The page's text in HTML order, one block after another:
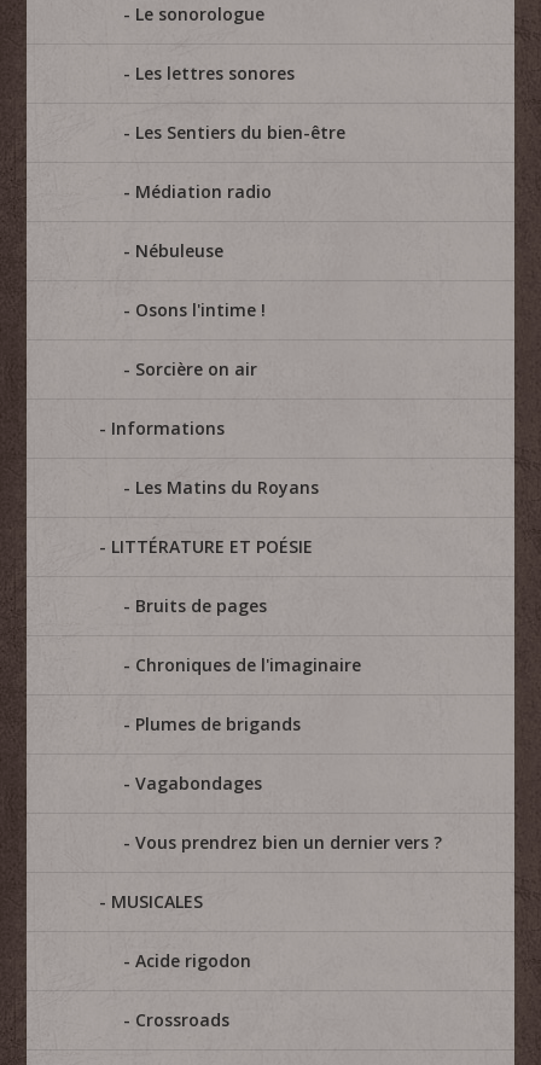
Le sonorologue
Les lettres sonores
Les Sentiers du bien-être
Médiation radio
Nébuleuse
Osons l'intime !
Sorcière on air
Informations
Les Matins du Royans
LITTÉRATURE ET POÉSIE
Bruits de pages
Chroniques de l'imaginaire
Plumes de brigands
Vagabondages
Vous prendrez bien un dernier vers ?
MUSICALES
Acide rigodon
Crossroads